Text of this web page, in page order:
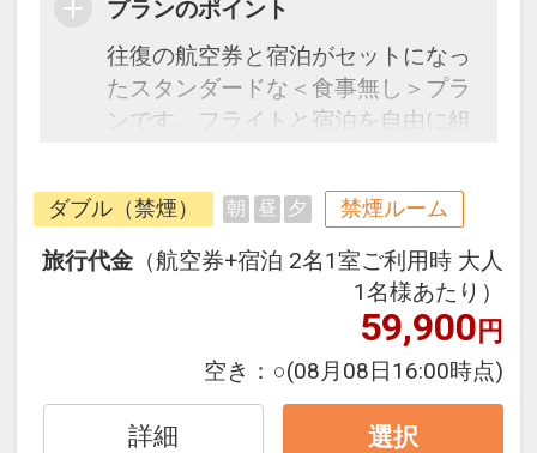
プランのポイント
往復の航空券と宿泊がセットになっ
たスタンダードな＜食事無し＞プラ
ンです。フライトと宿泊を自由に組
ージだから、一都市滞在はもちろん
周遊旅行にも最適！
旅行期間中の1泊だけの宿泊や延
泊・飛び泊なども自由自在です。
フライトは、安心のJAL（または
JALグループ）確約！フライトマイ
ル50%貯まります。
オプションでレンタカーや現地交
通・体験プランなどの追加（同時予
ダブル（禁煙） 朝 昼 夕 禁煙ルーム
旅行代金 （航空券+宿泊 2名1室ご利用時 大人
1名様あたり）
59,900円
空き： ○(08月08日16:00時点)
詳細 選択